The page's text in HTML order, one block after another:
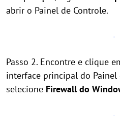
abrir o Painel de Controle.
Passo 2. Encontre e clique
interface principal do Painel
selecione Firewall do